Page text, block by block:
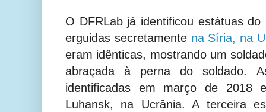
O DFRLab já identificou estátuas
erguidas secretamente na Síria, na
eram idênticas, mostrando um
abraçada à perna do soldado.
identificadas em março de 2018
Luhansk, na Ucrânia. A terceira